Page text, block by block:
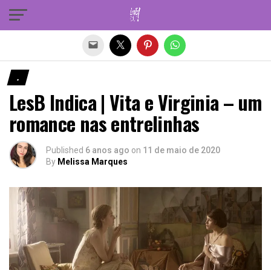
.
LesB Indica | Vita e Virginia – um
romance nas entrelinhas
Published 6 anos ago on 11 de maio de 2020
By Melissa Marques
Sair da versão mobile